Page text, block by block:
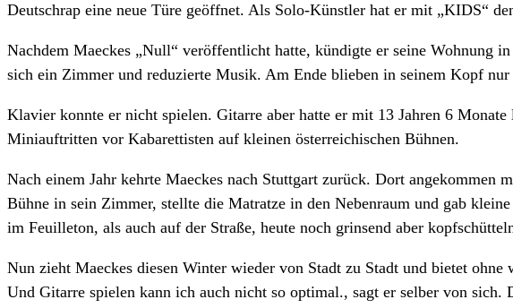
Deutschrap eine neue Türe geöffnet. Als Solo-Künstler hat er mit „KIDS“
Nachdem Maeckes „Null“ veröffentlicht hatte, kündigte er seine Wohnung
sich ein Zimmer und reduzierte Musik. Am Ende blieben in seinem Kopf
Klavier konnte er nicht spielen. Gitarre aber hatte er mit 13 Jahren 6
Miniauftritten vor Kabarettisten auf kleinen österreichischen Bühnen.
Nach einem Jahr kehrte Maeckes nach Stuttgart zurück. Dort
Bühne in sein Zimmer, stellte die Matratze in den Nebenraum und gab
im Feuilleton, als auch auf der Straße, heute noch grinsend aber
Nun zieht Maeckes diesen Winter wieder von Stadt zu Stadt und bietet
Und Gitarre spielen kann ich auch nicht so optimal., sagt er selber von